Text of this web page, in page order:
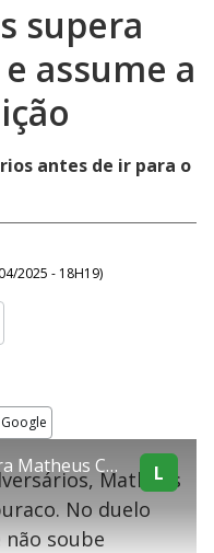
supera
assume a
antes de ir para o
2025 - 18H19)
assisitr é de exibição
:-(
Rodrigo Cáceres supera Matheus Ceará e assume a liderança da edição L
Matheus
No duelo
não soube